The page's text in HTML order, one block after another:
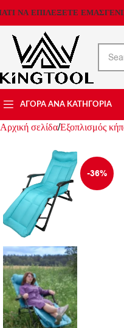
ΝΑ ΕΠΙΛΕΞΕΤΕ ΕΜΑΣ
ΑΓΟΡΑ ΑΝΑ ΚΑΤΗΓΟΡΙΑ
Αρχική σελίδαΕξοπλισμός
-36%